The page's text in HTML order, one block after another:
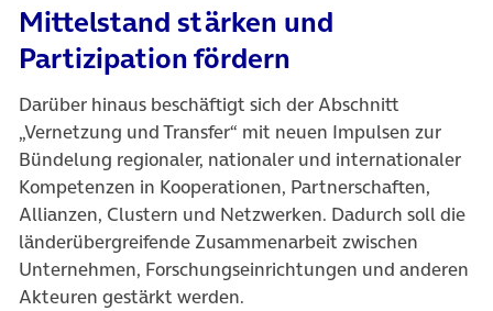
Mittelstand stärken und
Partizipation fördern
Darüber hinaus beschäftigt sich der Abschnitt
„Vernetzung und Transfer“ mit neuen Impulsen zur
Bündelung regionaler, nationaler und internationaler
Kompetenzen in Kooperationen, Partnerschaften,
Allianzen, Clustern und Netzwerken. Dadurch soll die
länderübergreifende Zusammenarbeit zwischen
Unternehmen, Forschungseinrichtungen und anderen
Akteuren gestärkt werden.